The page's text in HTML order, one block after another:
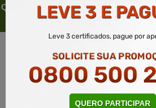
QUEM SOLICITOU ESTE CURSO
TAMBÉM
LEVE 3 E
Leve 3 certificados, pague por
SOLICITE SUA
0800 500
QUERO PARTICIPAR